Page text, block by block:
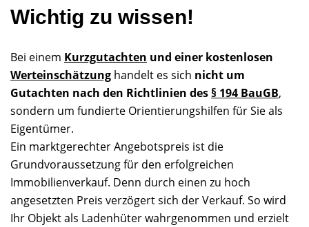
Wichtig zu wissen!
Bei einem Kurzgutachten und einer kostenlosen
Werteinschätzung handelt es sich nicht um
Gutachten nach den Richtlinien des§ 194 BauGB,
sondern um fundierte Orientierungshilfen für Sie als
Eigentümer.
Ein marktgerechter Angebotspreis ist die
Grundvoraussetzung für den erfolgreichen
Immobilienverkauf. Denn durch einen zu hoch
angesetzten Preis verzögert sich der Verkauf. So wird
Ihr Objekt als Ladenhüter wahrgenommen und erzielt